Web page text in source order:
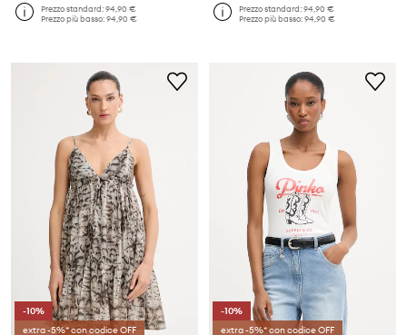
Prezzo standard:94,90 €
Prezzo più basso:94,90 €
Prezzo standard:94,90 €
Prezzo più basso:94,90 €
-10%
extra -5%* con codice OFF
-10%
extra -5%* con codice OFF